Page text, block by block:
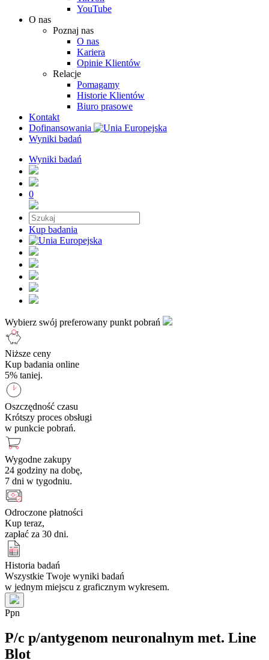
YouTube
O nas
Poznaj nas
O nas
Kariera
Opinie Klientów
Relacje
Pomagamy
Historie Klientów
Biuro prasowe
Kontakt
Dofinansowania
Wyniki badań
Wyniki badań
0
Kup badania
Wybierz swój preferowany punkt pobrań
Niższe ceny
Kup badania online
5% taniej.
Oszczędność czasu
Krótszy proces obsługi
w punkcie pobrań.
Wygodne zakupy
24 godziny na dobę,
7 dni w tygodniu.
Odroczone płatności
Kup teraz,
zapłać za 30 dni.
Historia badań
Wszystkie Twoje wyniki badań
w jednym miejscu z graficznym wykresem.
Ppn
P/c p/antygenom neuronalnym met. Line
Blot